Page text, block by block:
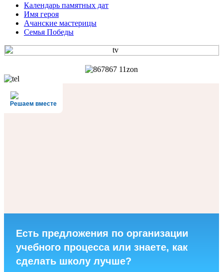
Календарь памятных дат
Имя героя
Ачанские мастерицы
Семья Победы
Решаем вместе
Есть предложения по организации
учебного процесса или знаете, как
сделать школу лучше?